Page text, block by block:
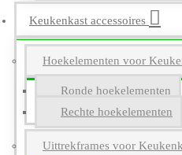
Keukenkast accessoires
Hoekelementen voor
Ronde hoekelementen
Rechte hoekelementen
Uittrekframes voor